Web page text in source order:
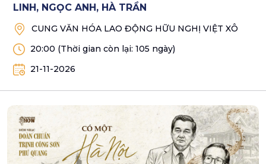
LINH, NGỌC ANH, HÀ TRẦN
CUNG VĂN HÓA LAO ĐỘNG HỮU NGHỊ VIỆT XÔ
20:00 (Thời gian còn lại: 105 ngày)
21-11-2026